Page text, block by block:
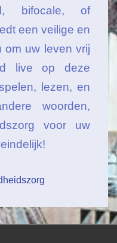
bifocale, of
een veilige en
om uw leven vrij
live op deze
lezen, en
woorden,
voor uw